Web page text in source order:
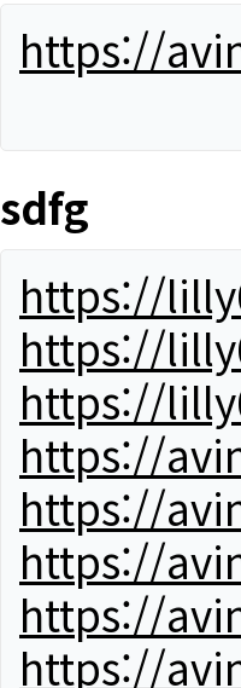
https://
sdfg
https://
https://
https://
https://
https://
https://
https://
https://